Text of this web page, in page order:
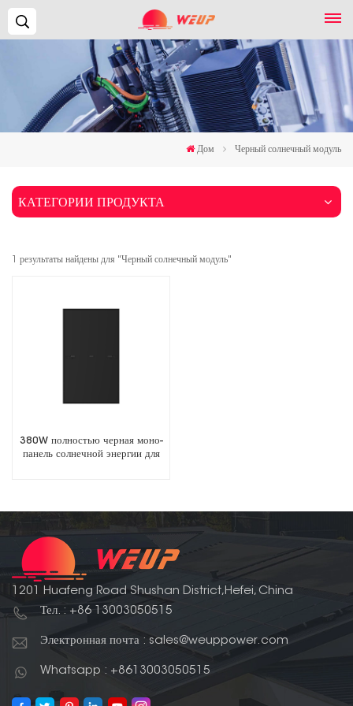
Дом Черный солнечный модуль
КАТЕГОРИИ ПРОДУКТА
1 результаты найдены для "Черный солнечный модуль"
380W полностью черная моно-
панель солнечной энергии для
1201 Huafeng Road Shushan District,Hefei, China
Тел. : +86 13003050515
Электронная почта : sales@weuppower.com
Whatsapp : +8613003050515